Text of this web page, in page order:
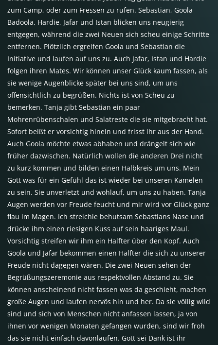
zum Camp, oder zum Fressen zu rufen. Sebastian, Goola
Badoola, Hardie, Jafar und Istan blicken uns neugierig
entgegen, während die zwei Neuen sich scheu einige Schritte
entfernen. Plötzlich ergreifen Goola und Sebastian die
Initiative und laufen auf uns zu. Auch Jafar, Istan und Hardie
folgen ihren Mates. Wir können unser Glück kaum fassen, als
sie wenige Augenblicke später bei uns sind, um uns
offensichtlich zu begrüßen. Nichts ist von Scheu zu
bemerken. Tanja gibt Sebastian ein paar
Mohrenrübenschalen und Salatreste die sie mitgebracht hat.
Sofort beißt er vorsichtig hinein und frisst ihr aus der Hand.
Auch Goola möchte etwas abhaben und drängelt sich wie
früher dazwischen. Natürlich wollen die anderen Drei nicht
zu kurz kommen und bilden einen Halbkreis um uns. Mein
Gott was für ein Gefühl das ist wieder bei unseren Kamelen
zu sein. Sie unverletzt und wohlauf, um uns zu haben. Tanja
Augen werden vor Freude feucht und mir wird vor Glück ganz
flau im Magen. Ich streichle behutsam Sebastians Nase und
drücke ihm einen riesigen Kuss auf sein haariges Maul.
Vorsichtig streifen wir ihm ein Halfter über den Kopf. Auch
Goola und Jafar bekommen einen Halfter die sich zu unserer
Freude nicht dagegen wären. Die zwei Neuen sehen der
Begrüßungszeremonie aus respektvollen Abstand zu. Sie
können anscheinend nicht fassen was da geschieht, machen
große Augen und laufen nervös hin und her. Da sie völlig wild
sind und sich von Menschen nicht anfassen lassen, ja von
ihnen vor wenigen Monaten gefangen wurden, sind wir froh
das sie nicht einfach davonlaufen. Gott sei Dank ist ihr